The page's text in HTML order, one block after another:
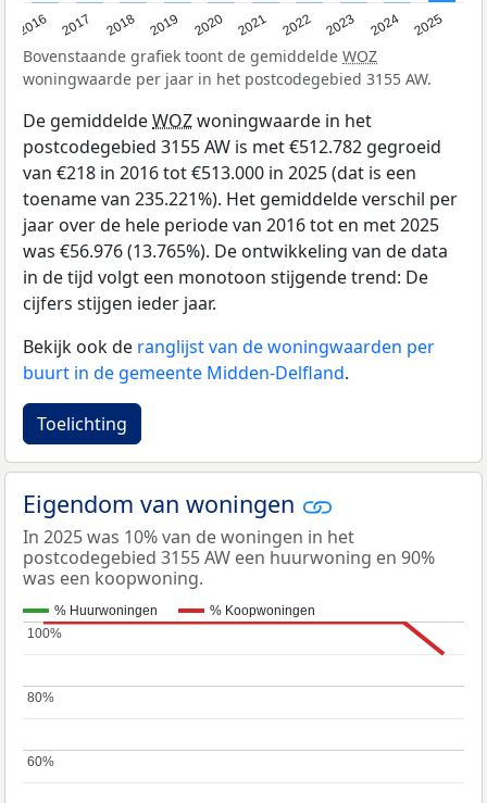
2016 2017 2018 2019 2020 2021 2022 2023 2024 2025
Bovenstaande grafiek toont de gemiddelde WOZ
woningwaarde per jaar in het postcodegebied 3155 AW.
De gemiddeldeWOZwoningwaarde in het
postcodegebied 3155 AW is met €512.782 gegroeid
van €218 in 2016 tot €513.000 in 2025 (dat is een
toename van 235.221%). Het gemiddelde verschil per
jaar over de hele periode van 2016 tot en met 2025
was €56.976 (13.765%). De ontwikkeling van de data
in de tijd volgt een monotoon stijgende trend: De
cijfers stijgen ieder jaar.
Bekijk ook de ranglijst van de woningwaarden per
buurt in de gemeente Midden-Delfland.
Toelichting
Eigendom van woningen
In 2025 was 10% van de woningen in het
postcodegebied 3155 AW een huurwoning en 90%
was een koopwoning.
% Huurwoningen % Koopwoningen
60%
60%
80%
80%
100%
100%